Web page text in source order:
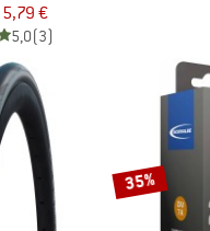
5,79 €
5,0(3)
35%